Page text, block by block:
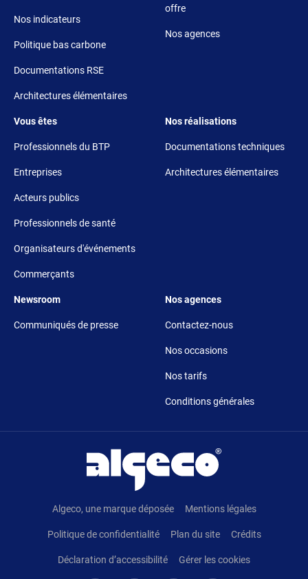
Nos indicateurs
Politique bas carbone
Documentations RSE
Architectures élémentaires
offre
Nos agences
Footer 3
Vous êtes
Professionnels du BTP
Entreprises
Acteurs publics
Professionnels de santé
Organisateurs d'événements
Commerçants
Footer 4
Nos réalisations
Documentations techniques
Architectures élémentaires
Footer 5
Newsroom
Communiqués de presse
Footer 6
Nos agences
Contactez-nous
Nos occasions
Nos tarifs
Conditions générales
Algeco, une marque déposée Mentions légales
Politique de confidentialité Plan du site Crédits
Déclaration d’accessibilité Gérer les cookies